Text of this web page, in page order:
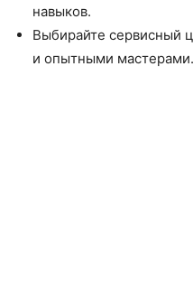
навыков.
Выбирайте сервисный
и опытными мастерами.